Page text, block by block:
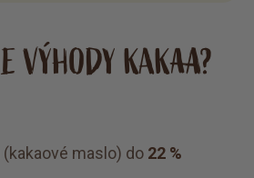
VÝHODY KAKAA?
maslo) do 22 %